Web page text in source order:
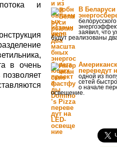
и
в очень
В
заявил, что
будут реализованы
переведут
одной из
сетей
о начале
освещение.